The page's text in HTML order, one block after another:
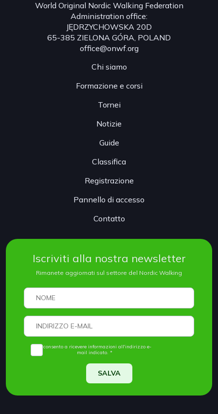
World Original Nordic Walking Federation
Administration office:
JĘDRZYCHOWSKA 20D
65-385 ZIELONA GÓRA, POLAND
office@onwf.org
Chi siamo
Formazione e corsi
Tornei
Notizie
Guide
Classifica
Registrazione
Pannello di accesso
Contatto
Iscriviti alla nostra newsletter
Rimanete aggiornati sul settore del Nordic Walking
Acconsento a ricevere informazioni all'indirizzo e-
mail indicato. *
SALVA